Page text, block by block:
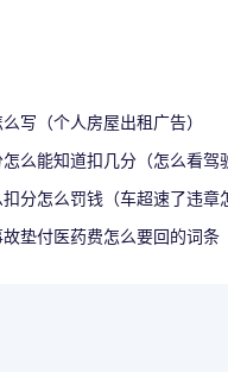
写（个人房屋出租广告）
么能知道扣几分（怎么看驾
分怎么罚钱（车超速了违章
垫付医药费怎么要回的词条